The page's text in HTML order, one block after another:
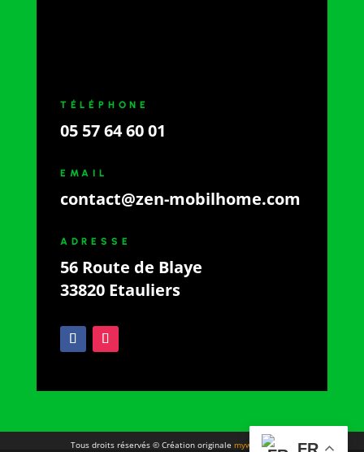
TÉLÉPHONE
05 57 64 60 01
EMAIL
contact@zen-mobilhome.com
ADRESSE
56 Route de Blaye
33820 Etauliers
Tous droits réservés © Création originale mywebsolution